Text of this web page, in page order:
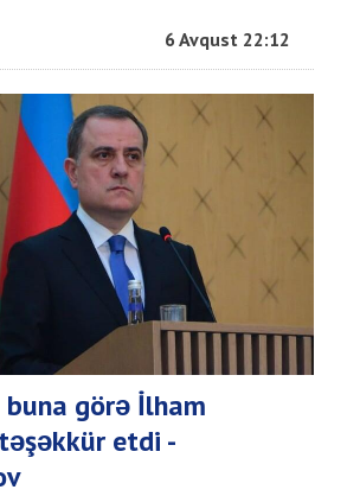
6 Avqust 22:12
buna görə İlham
etdi -